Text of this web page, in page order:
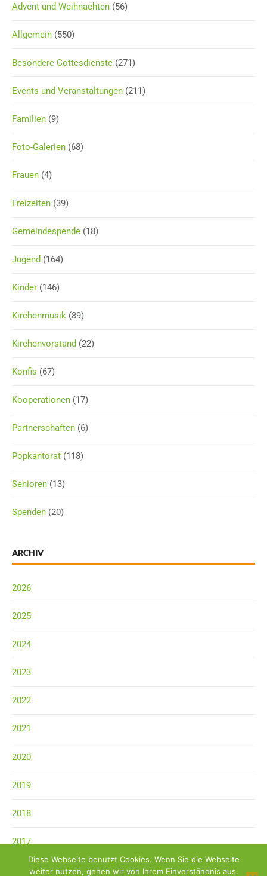
Advent und Weihnachten (56)
Allgemein (550)
Besondere Gottesdienste (271)
Events und Veranstaltungen (211)
Familien (9)
Foto-Galerien (68)
Frauen (4)
Freizeiten (39)
Gemeindespende (18)
Jugend (164)
Kinder (146)
Kirchenmusik (89)
Kirchenvorstand (22)
Konfis (67)
Kooperationen (17)
Partnerschaften (6)
Popkantorat (118)
Senioren (13)
Spenden (20)
ARCHIV
2026
2025
2024
2023
2022
2021
2020
2019
2018
2017
Diese Webseite benutzt Cookies. Wenn Sie die Webseite
weiter nutzen, gehen wir von Ihrem Einverständnis aus.